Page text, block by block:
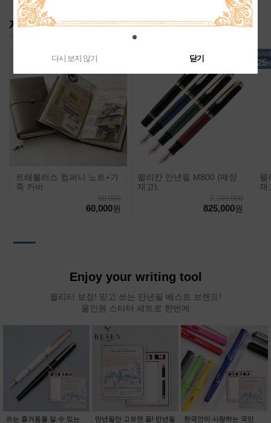
재입고
많은 사랑으로 품절되었던 인기 상품 재입고!
트래블러스 컴퍼니 노트+가
죽 커버
60,000
60,000원
펠리칸 만년필 M800 (매장
재고)
1,100,000
825,000원
25
펠
재
Enjoy your writing tool
퀄리티 보장! 믿고 쓰는 만년필 베스트 브랜드!
올인원 스타터 세트로 한번에
쓰는 즐거움을 알 수 있는 만년필만 고르면 끝! 만년필 한국인이 사랑하는 국민
다시 보지 않기 닫기